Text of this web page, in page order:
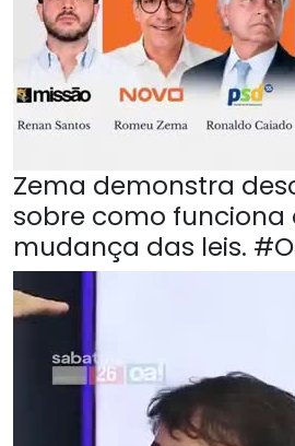
Zema demonstra
sobre como funciona
mudança das leis.